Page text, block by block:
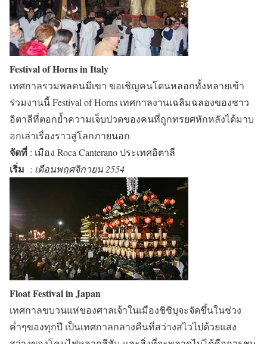
Festival of Horns in Italy
เทศกาลรวมพลคนมีเขา ขอเชิญคนโดนหลอกทั้งหลายเข้า
ร่วมงานนี้ Festival of Horns เทศกาลงานเฉลิมฉลองของชาว
อิตาลีที่ตอกย้ำความเจ็บปวดของคนที่ถูกทรยศหักหลังได้มาบ
อกเล่าเรื่องราวสู่โลกภายนอก
จัดที่ : เมือง Roca Canteranoประเทศอิตาลี
เริ่ม : เดือนพฤศจิกายน 2554
Float Festival in Japan
เทศกาลขบวนแห่ของศาลเจ้าในเมืองชิชิบุจะจัดขึ้นในช่วง
ค่ำๆของทุกปี เป็นเทศกาลกลางคืนที่สว่างสไวไปด้วยแสง